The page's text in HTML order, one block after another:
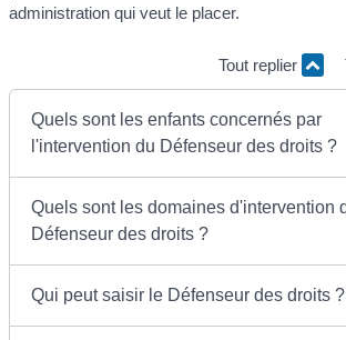
administration qui veut le placer.
Tout replier
Quels sont les enfants concernés par
l'intervention du Défenseur des droits ?
Quels sont les domaines d'intervention
Défenseur des droits ?
Qui peut saisir le Défenseur des droits ?